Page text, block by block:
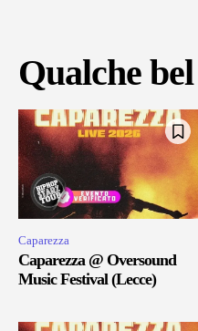
Qualche
Caparezza
Caparezza @ Oversound
Music Festival (Lecce)